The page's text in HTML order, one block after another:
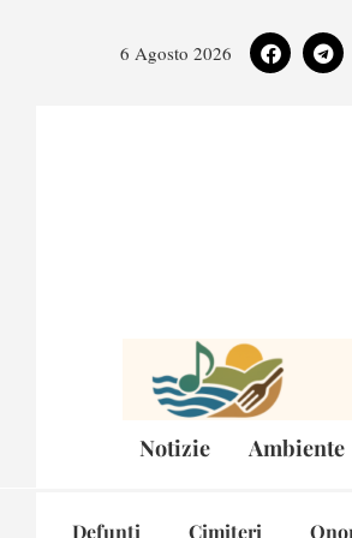
6 Agosto 2026
Notizie Ambiente
Defunti Cimiteri